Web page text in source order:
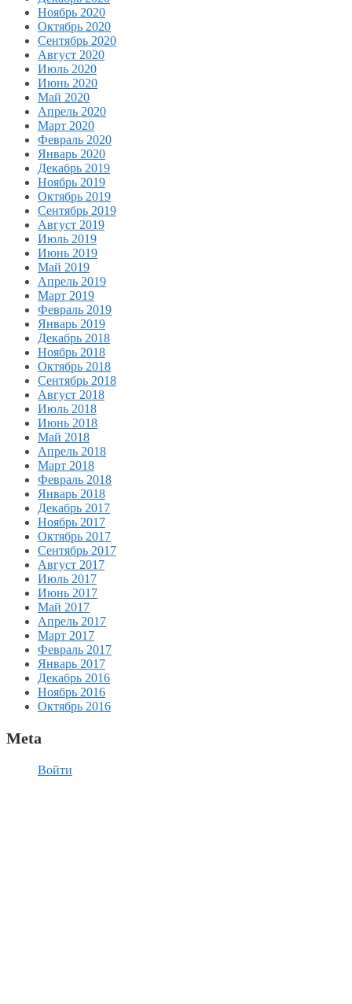
Ноябрь 2020
Октябрь 2020
Сентябрь 2020
Август 2020
Июль 2020
Июнь 2020
Май 2020
Апрель 2020
Март 2020
Февраль 2020
Январь 2020
Декабрь 2019
Ноябрь 2019
Октябрь 2019
Сентябрь 2019
Август 2019
Июль 2019
Июнь 2019
Май 2019
Апрель 2019
Март 2019
Февраль 2019
Январь 2019
Декабрь 2018
Ноябрь 2018
Октябрь 2018
Сентябрь 2018
Август 2018
Июль 2018
Июнь 2018
Май 2018
Апрель 2018
Март 2018
Февраль 2018
Январь 2018
Декабрь 2017
Ноябрь 2017
Октябрь 2017
Сентябрь 2017
Август 2017
Июль 2017
Июнь 2017
Май 2017
Апрель 2017
Март 2017
Февраль 2017
Январь 2017
Декабрь 2016
Ноябрь 2016
Октябрь 2016
Meta
Войти